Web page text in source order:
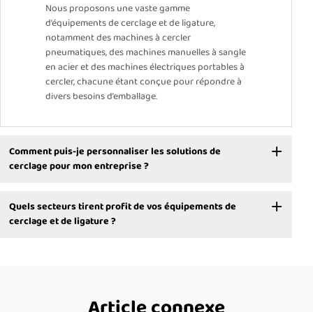
Nous proposons une vaste gamme
d’équipements de cerclage et de ligature,
notamment des machines à cercler
pneumatiques, des machines manuelles à sangle
en acier et des machines électriques portables à
cercler, chacune étant conçue pour répondre à
divers besoins d’emballage.
Comment puis-je personnaliser les solutions de
cerclage pour mon entreprise ?
Quels secteurs tirent profit de vos équipements de
cerclage et de ligature ?